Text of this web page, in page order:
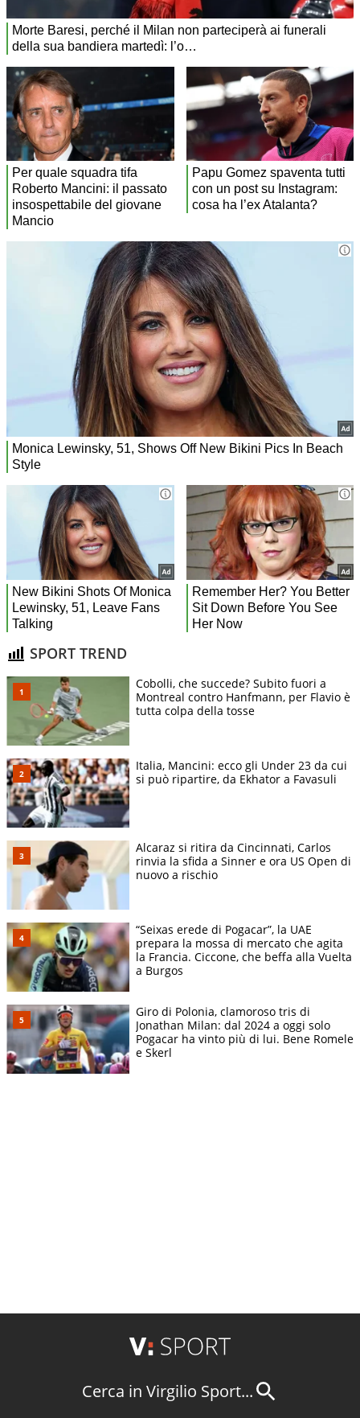
SPORT TREND
Cobolli, che succede? Subito fuori a
Montreal contro Hanfmann, per Flavio è
tutta colpa della tosse
Italia, Mancini: ecco gli Under 23 da cui
si può ripartire, da Ekhator a Favasuli
Alcaraz si ritira da Cincinnati, Carlos
rinvia la sfida a Sinner e ora US Open di
nuovo a rischio
“Seixas erede di Pogacar”, la UAE
prepara la mossa di mercato che agita
la Francia. Ciccone, che beffa alla Vuelta
a Burgos
Giro di Polonia, clamoroso tris di
Jonathan Milan: dal 2024 a oggi solo
Pogacar ha vinto più di lui. Bene Romele
e Skerl
Cerca in Virgilio Sport...